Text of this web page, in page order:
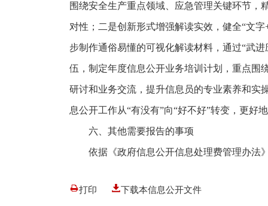
围绕安全生产重点领域、应急管理关键环节，
对性；二是创新形式增强解读实效，健全“文
步制作通俗易懂的可视化解读材料，通过“武
伍，制定年度信息公开业务培训计划，重点围
研讨和业务交流，提升信息员的专业素养和实
息公开工作从“有没有”向“好不好”转变，更好
六、其他需要报告的事项
依据《政府信息公开信息处理费管理办法
打印 下载本信息公开文件